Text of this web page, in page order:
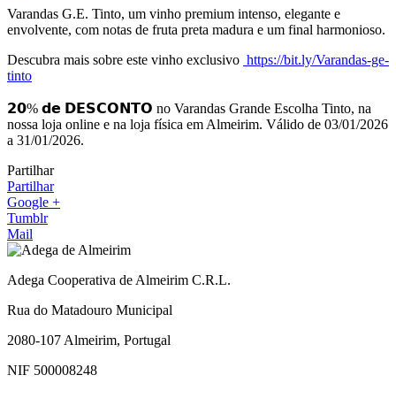
Varandas G.E. Tinto, um vinho premium intenso, elegante e
envolvente, com notas de fruta preta madura e um final harmonioso.
Descubra mais sobre este vinho exclusivo https://bit.ly/Varandas-ge-
tinto
𝟮𝟬% 𝗱𝗲 𝗗𝗘𝗦𝗖𝗢𝗡𝗧𝗢 no Varandas Grande Escolha Tinto, na
nossa loja online e na loja física em Almeirim. Válido de 03/01/2026
a 31/01/2026.
Partilhar
Partilhar
Google +
Tumblr
Mail
Adega Cooperativa de Almeirim C.R.L.
Rua do Matadouro Municipal
2080-107 Almeirim, Portugal
NIF 500008248